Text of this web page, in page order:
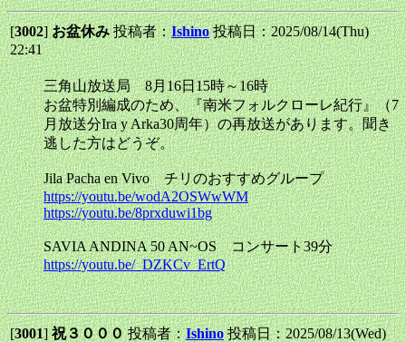
[3002]お盆休み投稿者：Ishino 投稿日：2025/08/14(Thu)
22:41
三角山放送局 8月16日15時～16時
お盆特別編成のため、『南米フォルクローレ紀行』（7
月放送分Ira y Arka30周年）の再放送があります。聞き
逃した方はどうぞ。
Jila Pacha en Vivo チリのおすすめグループ
https://youtu.be/wodA2OSWwWM
https://youtu.be/8prxduwi1bg
SAVIA ANDINA 50 AN~OS コンサート39分
https://youtu.be/_DZKCv_ErtQ
[3001]祝３０００投稿者：Ishino 投稿日：2025/08/13(Wed)